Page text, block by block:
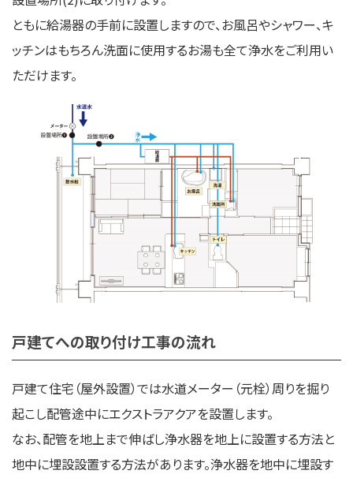
ともに給湯器の手前に設置しますので、お風呂やシャワー、キ
ッチンはもちろん洗面に使用するお湯も全て浄水をご利用い
ただけます。
戸建てへの取り付け工事の流れ
戸建て住宅（屋外設置）では水道メーター（元栓）周りを掘り
起こし配管途中にエクストラアクアを設置します。
なお、配管を地上まで伸ばし浄水器を地上に設置する方法と
地中に埋設設置する方法があります。浄水器を地中に埋設す